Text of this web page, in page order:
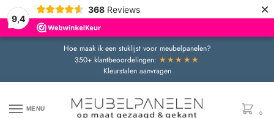
9,4
368 Reviews ×
Hoe maak ik een stuklijst voor meubelpanelen?
350+ klantbeoordelingen: ★★★★★
Kleurstalen aanvragen
MENU
0